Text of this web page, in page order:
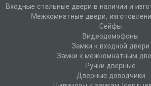
Входные стальные двери в наличии и
Межкомнатные двери,
Сейфы
Видеодомофоны
Замки к входной двери
Замки к межкомнатным
Ручки дверные
Дверные доводчики